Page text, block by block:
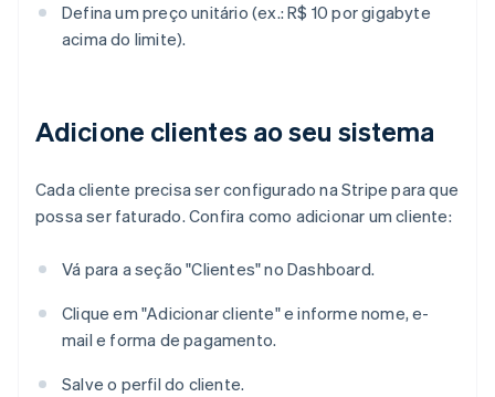
Defina um preço unitário (ex.: R$ 10 por gigabyte
acima do limite).
Adicione clientes ao seu sistema
Cada cliente precisa ser configurado na Stripe para que
possa ser faturado. Confira como adicionar um cliente:
Vá para a seção "Clientes" no Dashboard.
Clique em "Adicionar cliente" e informe nome, e-
mail e forma de pagamento.
Salve o perfil do cliente.